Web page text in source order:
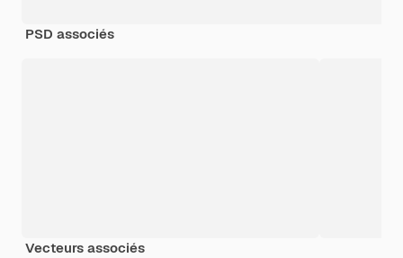
PSD associés
Vecteurs associés